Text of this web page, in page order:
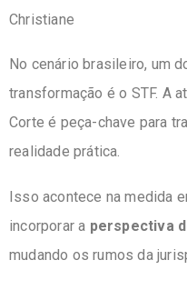
Christiane
No cenário brasileiro, um
transformação é o STF. A
Corte é peça-chave para
realidade prática.
Isso acontece na medida
incorporar a perspectiva
mudando os rumos da